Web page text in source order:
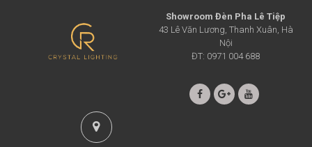
Showroom Đèn Pha Lê Tiệp
43 Lê Văn Lương, Thanh Xuân, Hà
Nội
ĐT: 0971 004 688